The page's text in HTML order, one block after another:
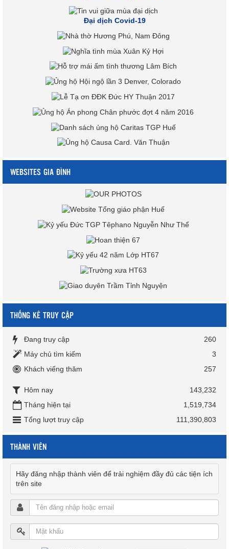
Đại dịch Covid-19
WEBSITES GIA ĐÌNH
THỐNG KÊ TRUY CẬP
Đang truy cập
260
Máy chủ tìm kiếm
3
Khách viếng thăm
257
Hôm nay
143,232
Tháng hiện tại
1,519,734
Tổng lượt truy cập
111,390,803
THÀNH VIÊN
Hãy đăng nhập thành viên để trải nghiệm đầy đủ các tiện ích
trên site